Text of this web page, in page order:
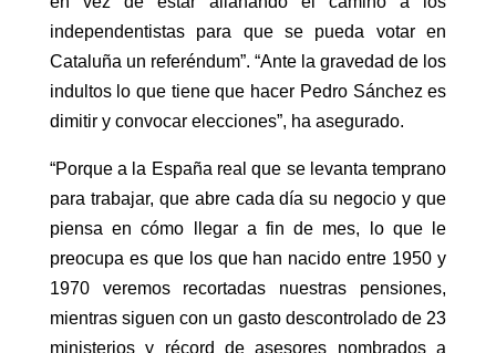
independentistas para que se pueda votar en
Cataluña un referéndum”. “Ante la gravedad de los
indultos lo que tiene que hacer Pedro Sánchez es
dimitir y convocar elecciones”, ha asegurado.
“Porque a la España real que se levanta temprano
para trabajar, que abre cada día su negocio y que
piensa en cómo llegar a fin de mes, lo que le
preocupa es que los que han nacido entre 1950 y
1970 veremos recortadas nuestras pensiones,
mientras siguen con un gasto descontrolado de 23
ministerios y récord de asesores nombrados a